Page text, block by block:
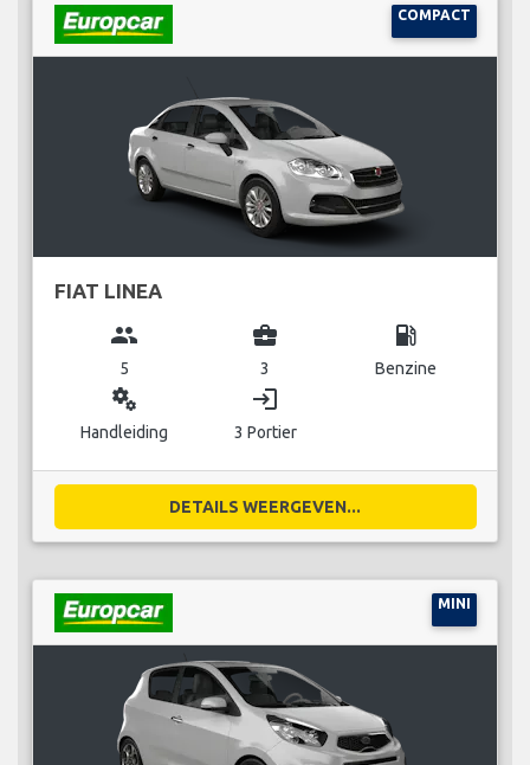
COMPACT
FIAT LINEA
group
5
business_center
3
local_gas_station
Benzine
miscellaneous_services
Handleiding
login
3 Portier
DETAILS WEERGEVEN...
MINI